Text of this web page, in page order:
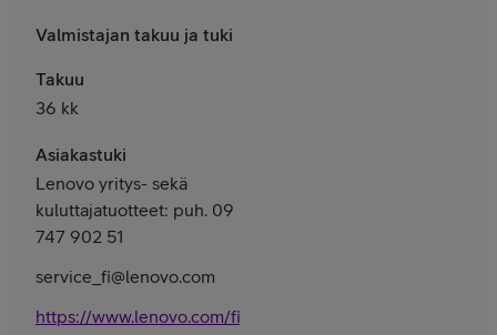
Valmistajan takuu ja tuki
Takuu
36 kk
Asiakastuki
Lenovo yritys- sekä
kuluttajatuotteet: puh. 09
747 902 51
service_fi@lenovo.com
https://www.lenovo.com/fi/fi/services